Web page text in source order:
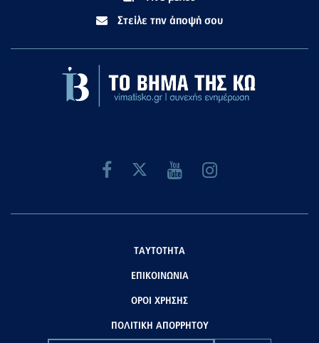
Στείλε την άποψή σου
ΤΑΥΤΟΤΗΤΑ
ΕΠΙΚΟΙΝΩΝΙΑ
ΟΡΟΙ ΧΡΗΣΗΣ
ΠΟΛΙΤΙΚΗ ΑΠΟΡΡΗΤΟΥ